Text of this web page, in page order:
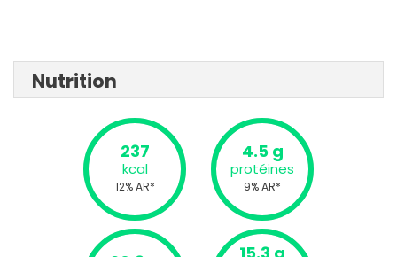
Nutrition
237
kcal
12% AR*
4.5 g
protéines
9% AR*